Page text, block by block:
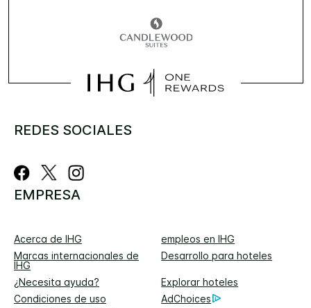
REDES SOCIALES
EMPRESA
Acerca de IHG
empleos en IHG
Marcas internacionales de
IHG
Desarrollo para hoteles
¿Necesita ayuda?
Explorar hoteles
Condiciones de uso
AdChoices